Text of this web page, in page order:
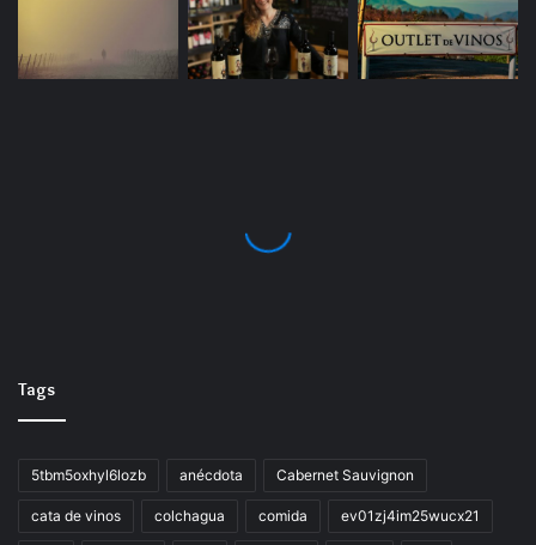
Tags
5tbm5oxhyl6lozb anécdota Cabernet Sauvignon
cata de vinos colchagua comida ev01zj4im25wucx21